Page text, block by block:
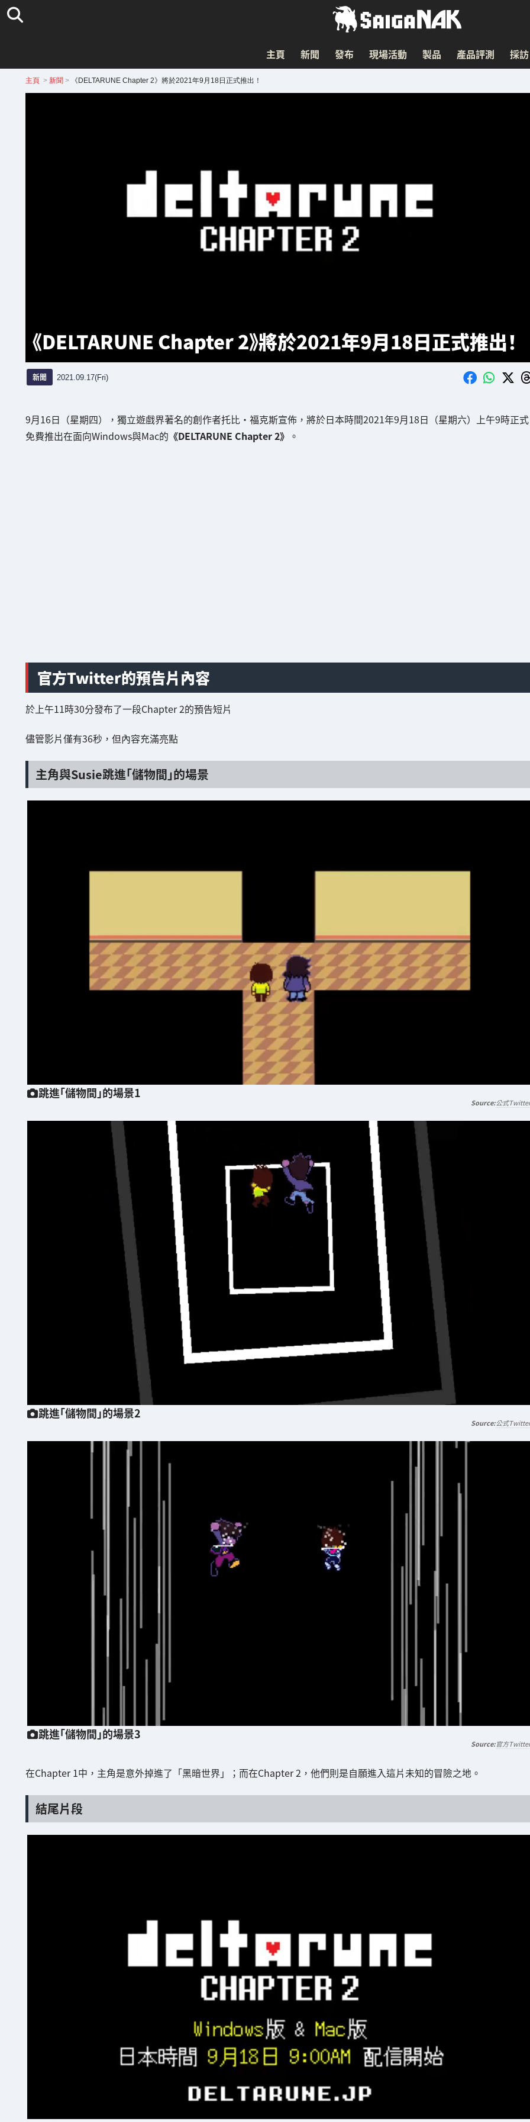
主頁 新聞 發布 現場活動 製品 產品評測 採訪
主頁 > 新聞 > 《DELTARUNE Chapter 2》將於2021年9月18日正式推出！
《DELTARUNE Chapter 2》將於2021年9月18日正式推出！
新聞 2021.09.17(Fri)
9月16日（星期四），獨立遊戲界著名的創作者托比·福克斯宣佈，將於日本時間2021年9月18日（星期六）上午9時正式
免費推出在面向Windows與Mac的 《DELTARUNE Chapter 2》 。
官方Twitter的預告片內容
於上午11時30分發布了一段Chapter 2的預告短片
儘管影片僅有36秒，但內容充滿亮點
主角與Susie跳進「儲物間」的場景
跳進「儲物間」的場景1
公式Twitter
跳進「儲物間」的場景2
公式Twitter
跳進「儲物間」的場景3
官方Twitter
在Chapter 1中，主角是意外掉進了「黑暗世界」；而在Chapter 2，他們則是自願進入這片未知的冒險之地。
結尾片段